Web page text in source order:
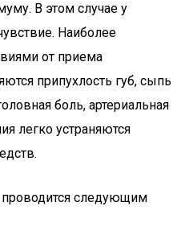
В этом случае у
Наиболее
от приема
припухлость губ, сыпь
боль, артериальная
легко устраняются
следующим